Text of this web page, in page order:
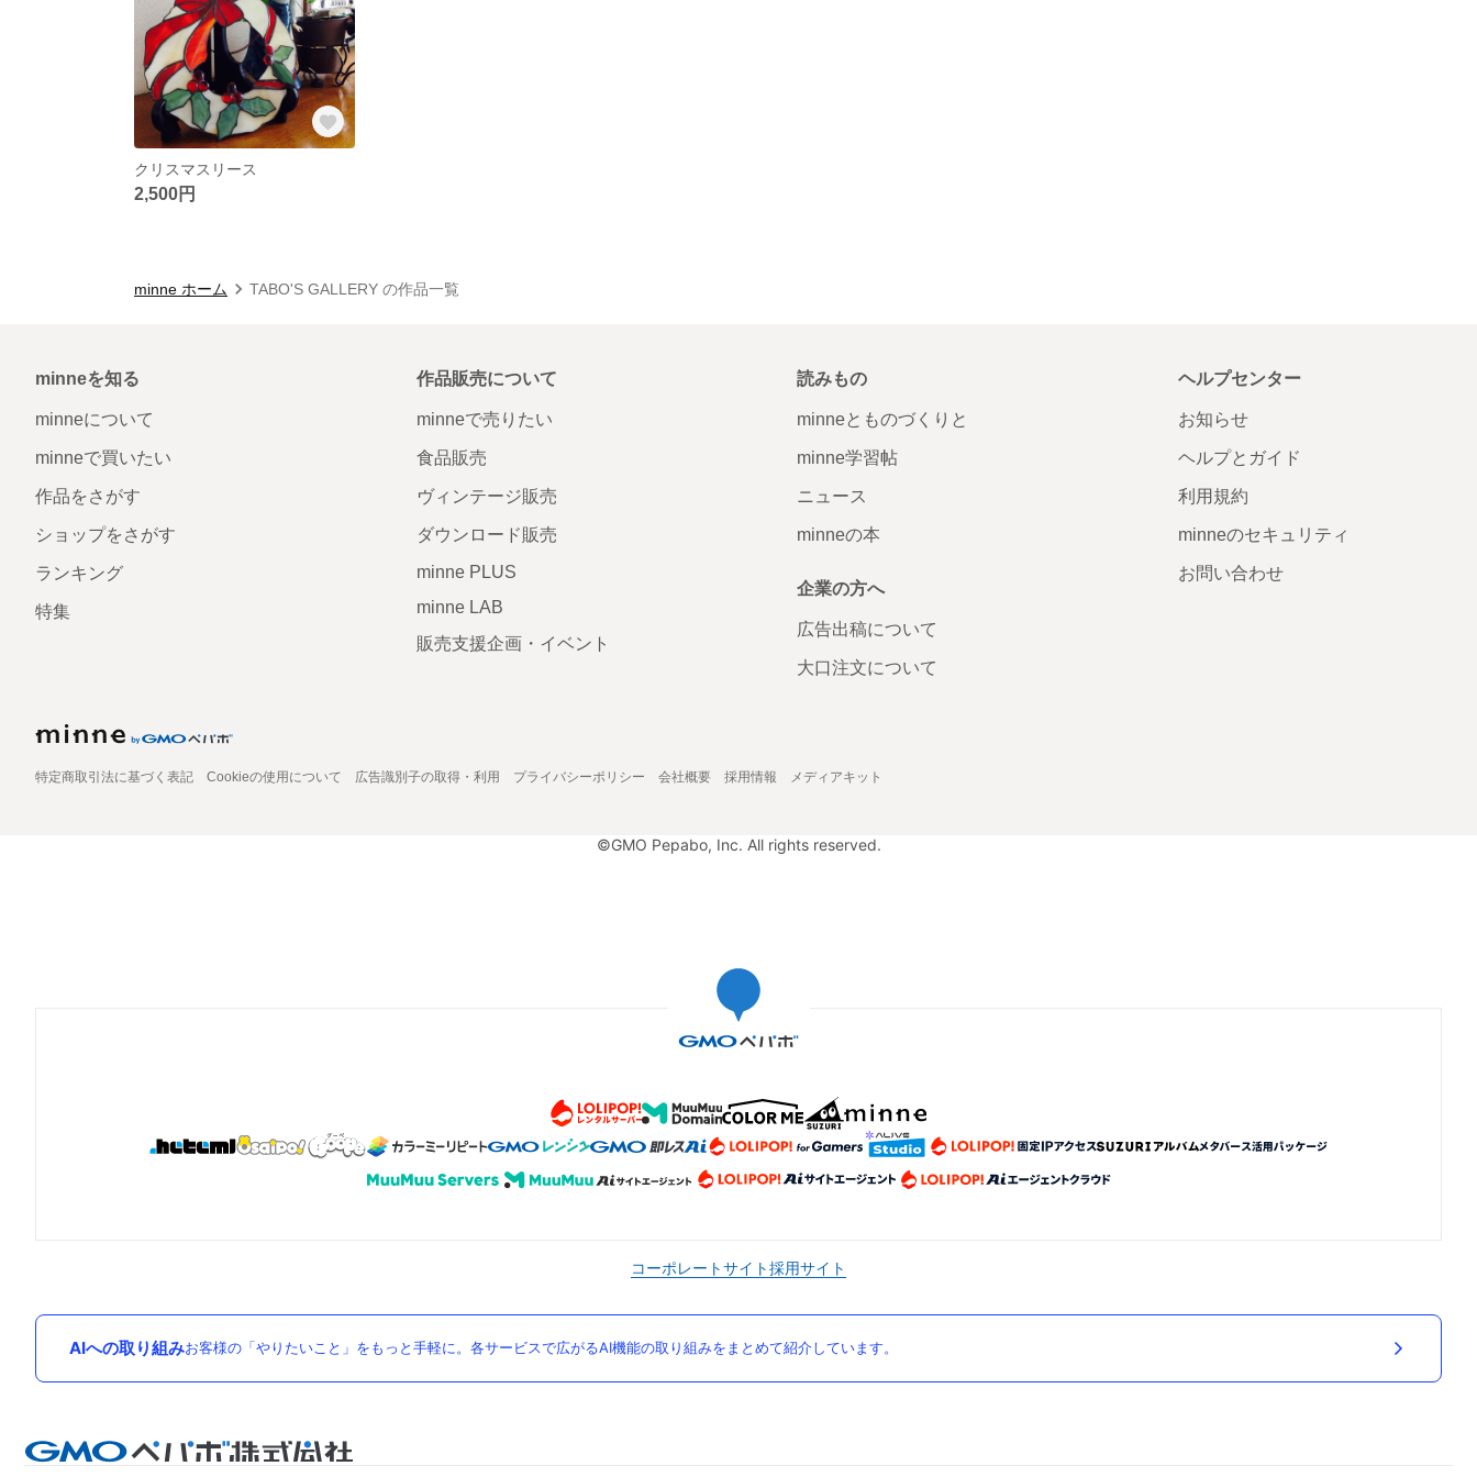
クリスマスリース
2,500円
minne ホーム TABO'S GALLERY の作品一覧
minneを知る
minneについて
minneで買いたい
作品をさがす
ショップをさがす
ランキング
特集
作品販売について
minneで売りたい
食品販売
ヴィンテージ販売
ダウンロード販売
minne PLUS
minne LAB
販売支援企画・イベント
読みもの
minneとものづくりと
minne学習帖
ニュース
minneの本
企業の方へ
広告出稿について
大口注文について
ヘルプセンター
お知らせ
ヘルプとガイド
利用規約
minneのセキュリティ
お問い合わせ
特定商取引法に基づく表記 Cookieの使用について 広告識別子の取得・利用 プライバシーポリシー 会社概要 採用情報 メディアキット
©GMO Pepabo, Inc. All rights reserved.
コーポレートサイト採用サイト
AIへの取り組みお客様の「やりたいこと」をもっと手軽に。各サービスで広がるAI機能の取り組みをまとめて紹介しています。